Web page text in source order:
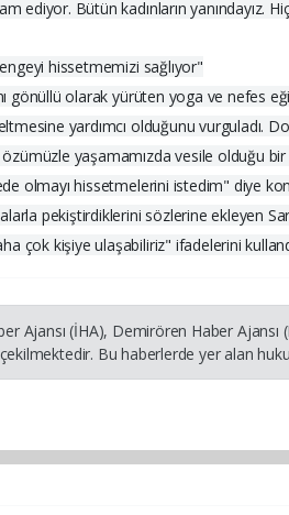
ediyor. Bütün kadınların yanındayız.
hissetmemizi sağlıyor"
gönüllü olarak yürüten yoga ve nefes
yardımcı olduğunu vurguladı.
özümüzle yaşamamızda vesile olduğu
olmayı hissetmelerini istedim" diye
pekiştirdiklerini sözlerine ekleyen
çok kişiye ulaşabiliriz" ifadelerini
Ajansı (İHA), Demirören Haber
Bu haberlerde yer alan